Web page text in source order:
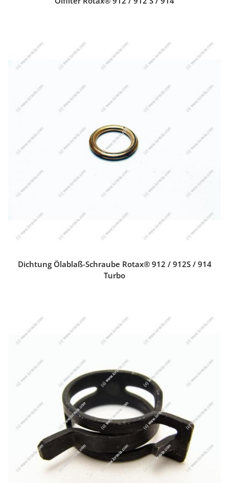
Dichtung Ölablaß-Schraube Rotax® 912 / 912S / 914
Turbo